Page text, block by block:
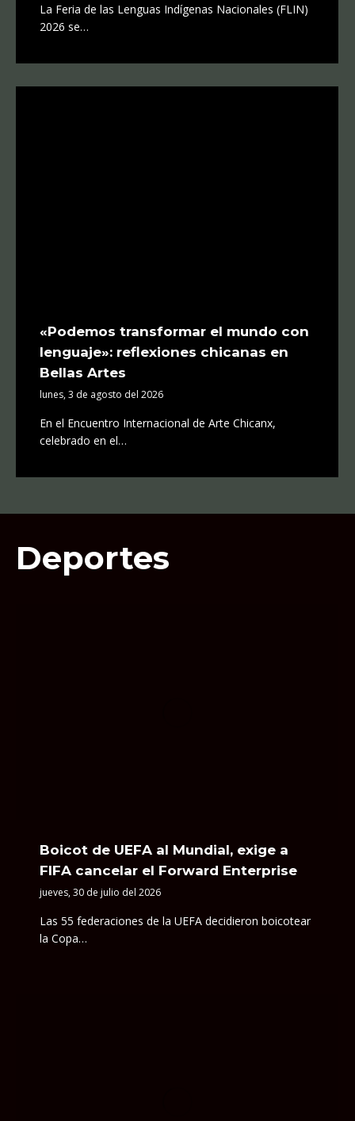
La Feria de las Lenguas Indígenas Nacionales (FLIN)
2026 se…
«Podemos transformar el mundo con
lenguaje»: reflexiones chicanas en
Bellas Artes
lunes, 3 de agosto del 2026
En el Encuentro Internacional de Arte Chicanx,
celebrado en el…
Deportes
Boicot de UEFA al Mundial, exige a
FIFA cancelar el Forward Enterprise
jueves, 30 de julio del 2026
Las 55 federaciones de la UEFA decidieron boicotear
la Copa…